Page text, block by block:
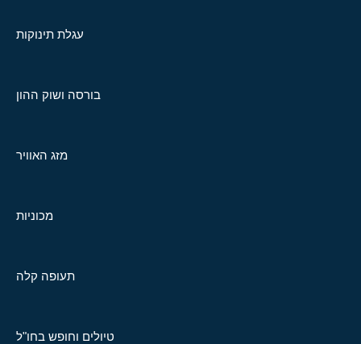
עגלת תינוקות
בורסה ושוק ההון
מזג האוויר
מכוניות
תעופה קלה
טיולים וחופש בחו"ל